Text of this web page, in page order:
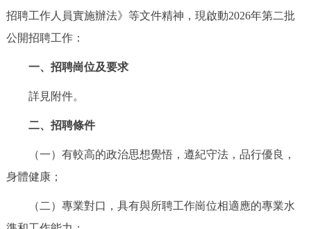
北京概況 十六區概覽 人文北京
綠色北京
多語種
ENGLISH
DEUTSCH
ESPAÑOL العربية PORTUGUÊS
招聘工作人員實施辦法》等文件精神，現啟動2026年第二批
公開招聘工作：
一、招聘崗位及要求
詳見附件。
二、招聘條件
（一）有較高的政治思想覺悟，遵紀守法，品行優良，
身體健康；
（二）專業對口，具有與所聘工作崗位相適應的專業水